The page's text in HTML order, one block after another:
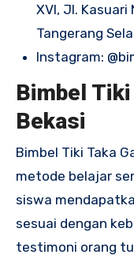
XVI, Jl. Kasuari
Tangerang
Instagram:
Bimbel Tiki
Bekasi
Bimbel Tiki Taka
metode belajar
siswa
sesuai dengan
testimoni orang